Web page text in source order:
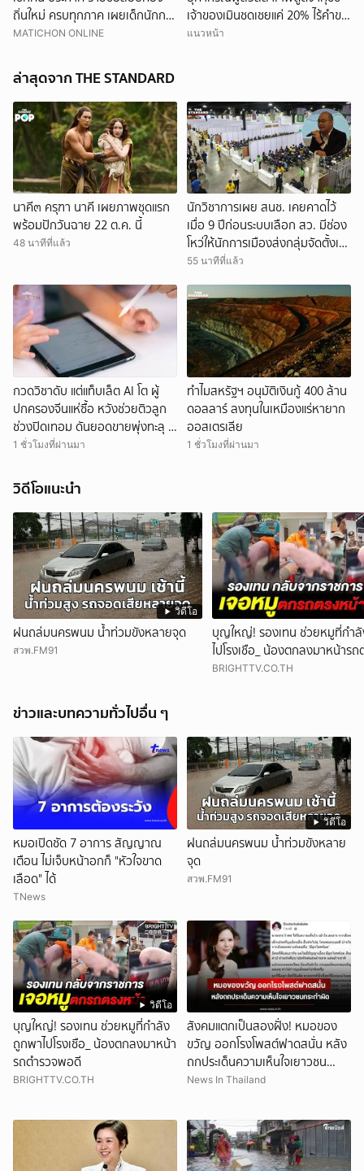
ถิ่นใหม่ ครบทุกภาค เผยเด็กนักการ
เมืองดังหลุดอื้อ
MATICHON ONLINE
เจ้าของเมินชดเชยแค่ 20% ไร้คำขอ
โทษ
แนวหน้า
ล่าสุดจาก THE STANDARD
นาคี๓ ครุฑา นาคี เผยภาพชุดแรก
พร้อมปักวันฉาย 22 ต.ค. นี้
48 นาทีที่แล้ว
นักวิชาการเผย สนช. เคยคาดไว้
เมื่อ 9 ปีก่อนระบบเลือก สว. มีช่อง
โหว่ให้นักการเมืองส่งกลุ่มจัดตั้งเข้า
แทรกแซง 5 พันล้านยึดประเทศได้
55 นาทีที่แล้ว
กวดวิชาดับ แต่แท็บเล็ต AI โต ผู้
ปกครองจีนแห่ซื้อ หวังช่วยติวลูก
ช่วงปิดเทอม ดันยอดขายพุ่งทะลุ 7
ล้านเครื่อง
1 ชั่วโมงที่ผ่านมา
ทำไมสหรัฐฯ อนุมัติเงินกู้ 400 ล้าน
ดอลลาร์ ลงทุนในเหมืองแร่หายาก
ออสเตรเลีย
1 ชั่วโมงที่ผ่านมา
วิดีโอแนะนำ
วิดีโอ
ฝนถล่มนครพนม น้ำท่วมขังหลายจุด
สวพ.FM91
บุญใหญ่! รองเทน ช่วยหมูที่กำ
ไปโรงเชือ_ น้องตกลงมาหน้ารถ
พอดี
BRIGHTTV.CO.TH
ข่าวและบทความทั่วไปอื่น ๆ
หมอเปิดชัด 7 อาการ สัญญาณ
เตือน ไม่เจ็บหน้าอกก็ "หัวใจขาด
เลือด" ได้
TNews
วิดีโอ
ฝนถล่มนครพนม น้ำท่วมขังหลาย
จุด
สวพ.FM91
วิดีโอ
บุญใหญ่! รองเทน ช่วยหมูที่กำลัง
ถูกพาไปโรงเชือ_ น้องตกลงมาหน้า
รถตำรวจพอดี
BRIGHTTV.CO.TH
สังคมแตกเป็นสองฝั่ง! หมอของ
ขวัญ ออกโรงโพสต์ฟาดสนั่น หลัง
ถกประเด็นความเห็นใจเยาวชน
กระทำผิด
News In Thailand
ยกเลิก